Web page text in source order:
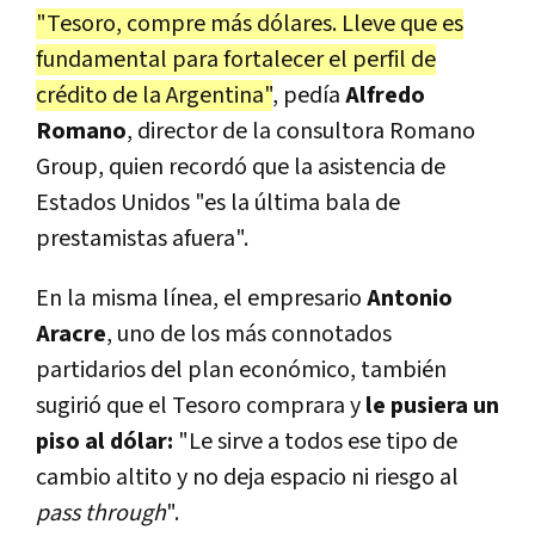
"Tesoro, compre más dólares. Lleve que es
fundamental para fortalecer el perfil de
crédito de la Argentina", pedíaAlfredo
Romano, director de la consultora Romano
Group, quien recordó que la asistencia de
Estados Unidos "es la última bala de
prestamistas afuera".
En la misma línea, el empresarioAntonio
Aracre, uno de los más connotados
partidarios del plan económico, también
sugirió que el Tesoro comprara yle pusiera un
piso al dólar: "Le sirve a todos ese tipo de
cambio altito y no deja espacio ni riesgo al
pass through".